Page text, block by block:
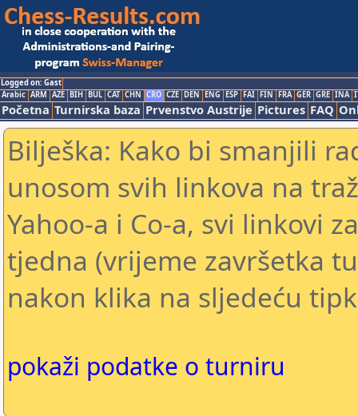
Logged on: Gast
Arabic ARM AZE BIH BUL CAT CHN CRO CZE DEN ENG ESP FAI FIN FRA GER GRE INA
Početna Turnirska baza Prvenstvo Austrije Pictures FAQ
Bilješka: Kako bi smanjili
unosom svih linkova na
Yahoo-a i Co-a, svi linkovi
tjedna (vrijeme završetka
nakon klika na sljedeću
pokaži podatke o turniru